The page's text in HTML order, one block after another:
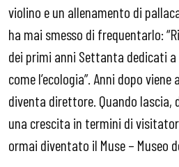
violino e un allenamento di
ha mai smesso di frequentarlo:
dei primi anni Settanta dedicati
come l’ecologia”. Anni dopo
diventa direttore. Quando lascia,
una crescita in termini di
ormai diventato il Muse – Museo